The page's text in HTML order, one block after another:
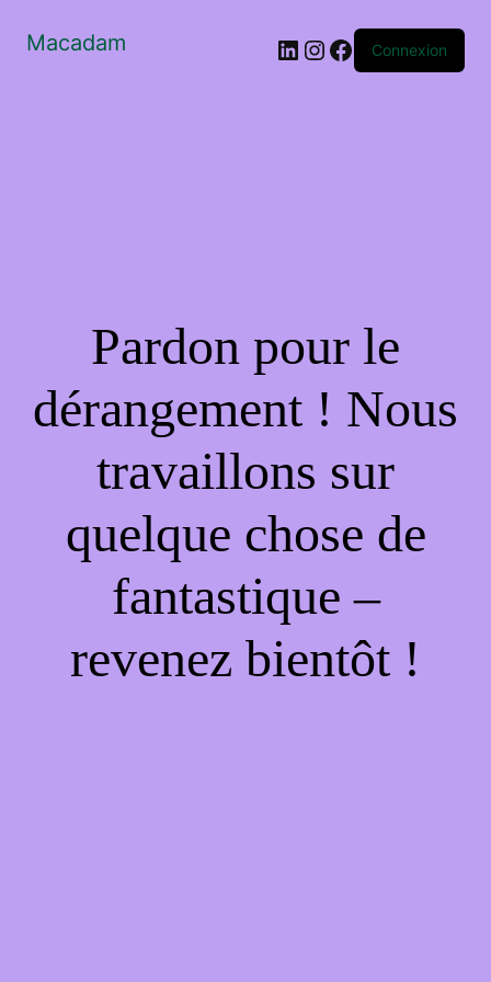
Macadam LinkedIn
Instagram
Facebook
Connexion
Pardon pour le
dérangement ! Nous
travaillons sur
quelque chose de
fantastique –
revenez bientôt !